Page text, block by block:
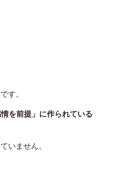
す。
を前提」に作られている
いません。